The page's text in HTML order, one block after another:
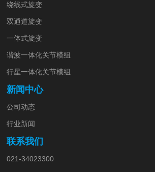
绕线式旋变
双通道旋变
一体式旋变
谐波一体化关节模组
行星一体化关节模组
新闻中心
公司动态
行业新闻
联系我们
021-34023300